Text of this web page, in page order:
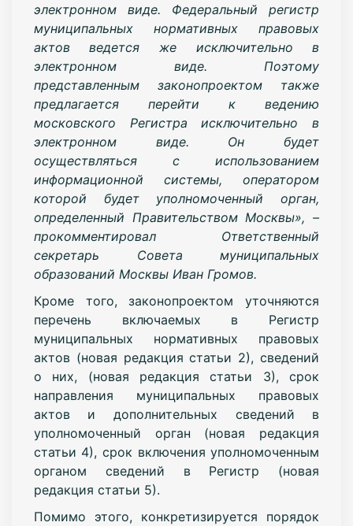
электронном виде. Федеральный регистр
муниципальных нормативных правовых
актов ведется же исключительно в
электронном виде. Поэтому
представленным законопроектом также
предлагается перейти к ведению
московского Регистра исключительно в
электронном виде. Он будет
осуществляться с использованием
информационной системы, оператором
которой будет уполномоченный орган,
определенный Правительством Москвы», –
прокомментировал Ответственный
секретарь Совета муниципальных
образований Москвы Иван Громов.
Кроме того, законопроектом уточняются
перечень включаемых в Регистр
муниципальных нормативных правовых
актов (новая редакция статьи 2), сведений
о них, (новая редакция статьи 3), срок
направления муниципальных правовых
актов и дополнительных сведений в
уполномоченный орган (новая редакция
статьи 4), срок включения уполномоченным
органом сведений в Регистр (новая
редакция статьи 5).
Помимо этого, конкретизируется порядок